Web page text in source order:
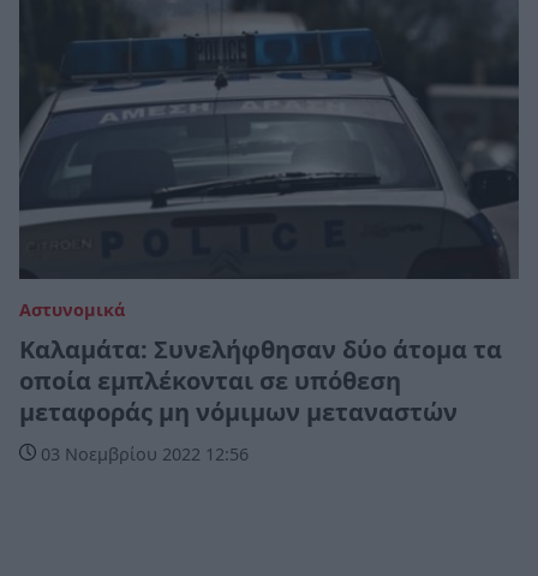
Αστυνομικά
Καλαμάτα: Συνελήφθησαν δύο άτομα τα
οποία εμπλέκονται σε υπόθεση
μεταφοράς μη νόμιμων μεταναστών
03 Νοεμβρίου 2022 12:56